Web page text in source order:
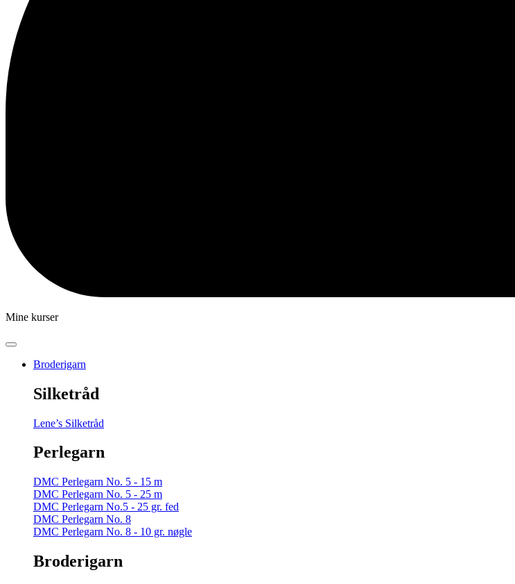
Mine kurser
Broderigarn
Silketråd
Lene’s Silketråd
Perlegarn
DMC Perlegarn No. 5 - 15 m
DMC Perlegarn No. 5 - 25 m
DMC Perlegarn No.5 - 25 gr. fed
DMC Perlegarn No. 8
DMC Perlegarn No. 8 - 10 gr. nøgle
Broderigarn